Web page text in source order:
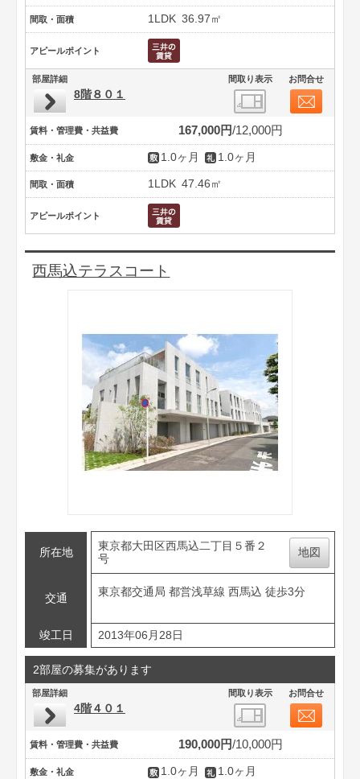
間取・面積 1LDK 36.97㎡
アピールポイント
部屋詳細 間取り表示 お問合せ
8階８０１
賃料・管理費・共益費 167,000円 12,000円
敷金・礼金 1.0ヶ月 1.0ヶ月
間取・面積 1LDK 47.46㎡
アピールポイント
西馬込テラスコート
所在地
東京都大田区西馬込二丁目５番２
号
地図
交通
東京都交通局 都営浅草線 西馬込 徒歩3分
竣工日 2013年06月28日
2部屋の募集があります
部屋詳細 間取り表示 お問合せ
4階４０１
賃料・管理費・共益費 190,000円 10,000円
敷金・礼金 1.0ヶ月 1.0ヶ月